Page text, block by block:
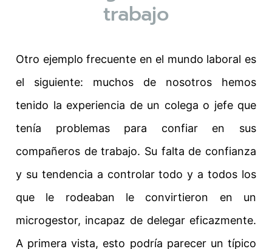
trabajo
Otro ejemplo frecuente en el mundo laboral es
el siguiente: muchos de nosotros hemos
tenido la experiencia de un colega o jefe que
tenía problemas para confiar en sus
compañeros de trabajo. Su falta de confianza
y su tendencia a controlar todo y a todos los
que le rodeaban le convirtieron en un
microgestor, incapaz de delegar eficazmente.
A primera vista, esto podría parecer un típico